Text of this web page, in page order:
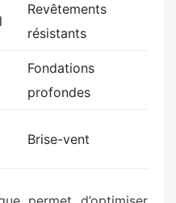
Revêtements
résistants
Fondations
profondes
Brise-vent